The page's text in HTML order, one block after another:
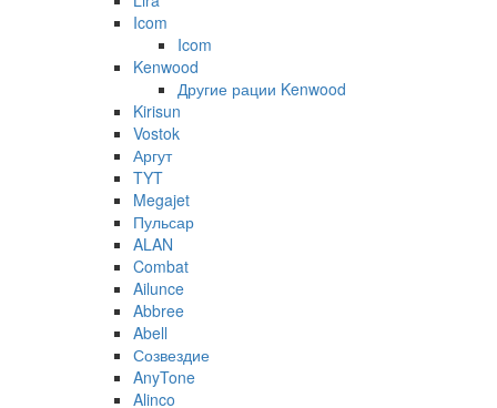
Icom
Icom
Kenwood
Другие рации Kenwood
Kirisun
Vostok
Аргут
TYT
Megajet
Пульсар
ALAN
Combat
Ailunce
Abbree
Abell
Созвездие
AnyTone
Alinco